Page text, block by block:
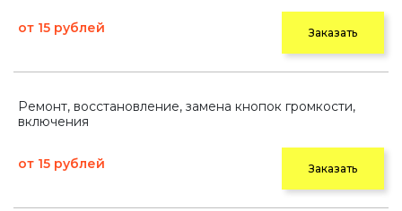
от 15 рублей Заказать
Ремонт, восстановление, замена кнопок громкости,
включения
от 15 рублей Заказать